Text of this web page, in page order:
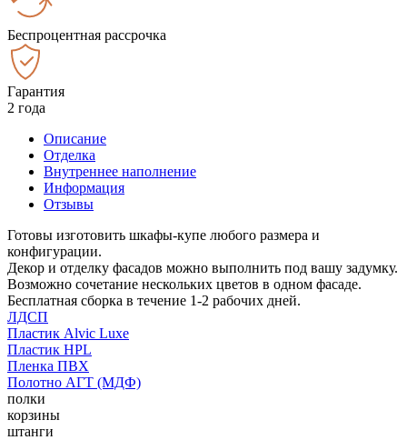
Беспроцентная рассрочка
Гарантия
2 года
Описание
Отделка
Внутреннее наполнение
Информация
Отзывы
Готовы изготовить шкафы-купе любого размера и
конфигурации.
Декор и отделку фасадов можно выполнить под вашу задумку.
Возможно сочетание нескольких цветов в одном фасаде.
Бесплатная сборка в течение 1-2 рабочих дней.
ЛДСП
Пластик Alvic Luxe
Пластик HPL
Пленка ПВХ
Полотно АГТ (МДФ)
полки
корзины
штанги